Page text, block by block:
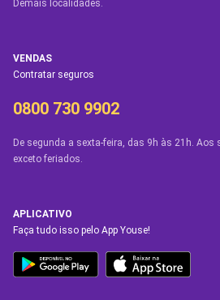
Demais localidades.
VENDAS
Contratar seguros
0800 730 9902
De segunda a sexta-feira, das 9h às 21h. Aos
exceto feriados.
APLICATIVO
Faça tudo isso pelo App Youse!